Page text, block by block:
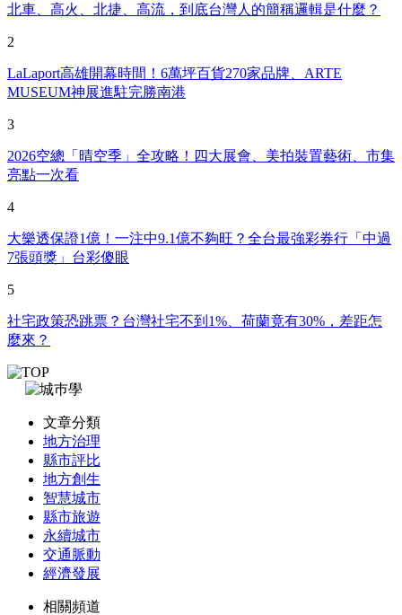
北車、高火、北捷、高流，到底台灣人的簡稱邏輯是什麼？
2
LaLaport高雄開幕時間！6萬坪百貨270家品牌、ARTE
MUSEUM神展進駐完勝南港
3
2026空總「晴空季」全攻略！四大展會、美拍裝置藝術、市集
亮點一次看
4
大樂透保證1億！一注中9.1億不夠旺？全台最強彩券行「中過
7張頭獎」台彩傻眼
5
社宅政策恐跳票？台灣社宅不到1%、荷蘭竟有30%，差距怎
麼來？
文章分類
地方治理
縣市評比
地方創生
智慧城市
縣市旅遊
永續城市
交通脈動
經濟發展
相關頻道